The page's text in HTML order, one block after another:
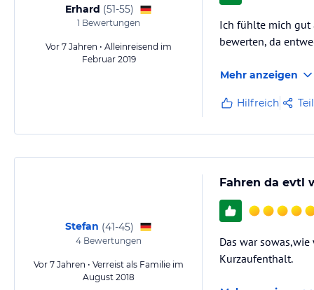
Erhard (51-55)
1 Bewertungen
Vor 7 Jahren • Alleinreisend im
Februar 2019
Ich fühlte mich gut
bewerten, da
Mehr anzeigen
Hilfreich
Stefan (41-45)
4 Bewertungen
Vor 7 Jahren • Verreist als Familie im
August 2018
Fahren da evtl
Das war
Kurzaufenthalt.